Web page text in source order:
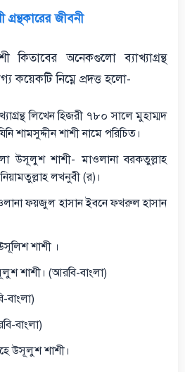
জীবনী
অনেকগুলো ব্যাখ্যাগ্রন্থ
কয়েকটি নিম্নে প্রদত্ত হলো-
লিখেন হিজরী ৭৮০ সালে মুহাম্মদ
শামসুদ্দীন শাশী নামে পরিচিত।
উসূলুশ শাশী- মাওলানা বরকতুল্লাহ
লখনুবী (র)।
ফয়জুল হাসান ইবনে ফখরুল হাসান
শাশী ।
শাশী। (আরবি-বাংলা)
বাংলা)
বাংলা)
উসূলুশ শাশী।